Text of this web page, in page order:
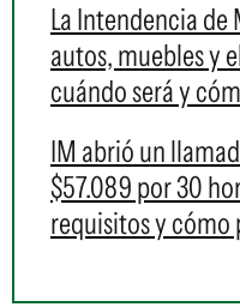
La Intendencia
autos, muebles y
cuándo será y
IM abrió un
$57.089 por 30
requisitos y cómo